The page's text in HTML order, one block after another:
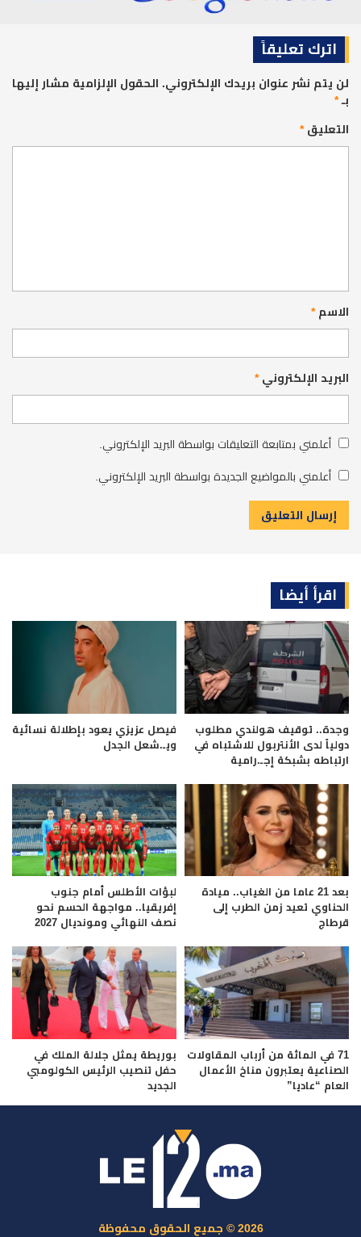
اترك تعليقاً
لن يتم نشر عنوان بريدك الإلكتروني. الحقول الإلزامية مشار إليها
بـ*
التعليق*
الاسم*
البريد الإلكتروني*
أعلمني بمتابعة التعليقات بواسطة البريد الإلكتروني.
أعلمني بالمواضيع الجديدة بواسطة البريد الإلكتروني.
اقرأ أيضا
وجدة.. توقيف هولندي مطلوب
دولياً لدى الأنتربول للاشتباه في
ارتباطه بشبكة إجـ.رامية
فيصل عزيزي يعود بإطلالة نسائية
ويـ.شعل الجدل
بعد 21 عاما من الغياب.. ميادة
الحناوي تعيد زمن الطرب إلى
قرطاج
لبؤات الأطلس أمام جنوب
إفريقيا.. مواجهة الحسم نحو
نصف النهائي ومونديال 2027
71 في المائة من أرباب المقاولات
الصناعية يعتبرون مناخ الأعمال
العام “عاديا”
بوريطة يمثل جلالة الملك في
حفل تنصيب الرئيس الكولومبي
الجديد
2026 © جميع الحقوق محفوظة